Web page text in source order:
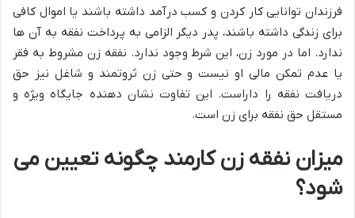
فرزندان توانایی کار کردن و کسب درآمد داشته باشند یا اموال کافی
برای زندگی داشته باشند، پدر دیگر الزامی به پرداخت نفقه به آن ها
ندارد. اما در مورد زن، این شرط وجود ندارد. نفقه زن مشروط به فقر
یا عدم تمکن مالی او نیست و حتی زن ثروتمند و شاغل نیز حق
دریافت نفقه را داراست. این تفاوت نشان دهنده جایگاه ویژه و
مستقل حق نفقه برای زن است.
میزان نفقه زن کارمند چگونه تعیین می
شود؟